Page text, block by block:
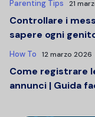
Parenting Tips 21
Controllare i
sapere ogni
How To 12 marzo 2026
Come registrare
annunci | Guida